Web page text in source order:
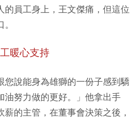
的員工身上，王文傑痛，但這位
暖心支持
您說能身為雄獅的一份子感到驕
油努力做的更好。」他拿出手
的主管，在董事會決策之後，